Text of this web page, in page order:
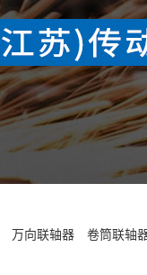
万向联轴器 卷筒联轴